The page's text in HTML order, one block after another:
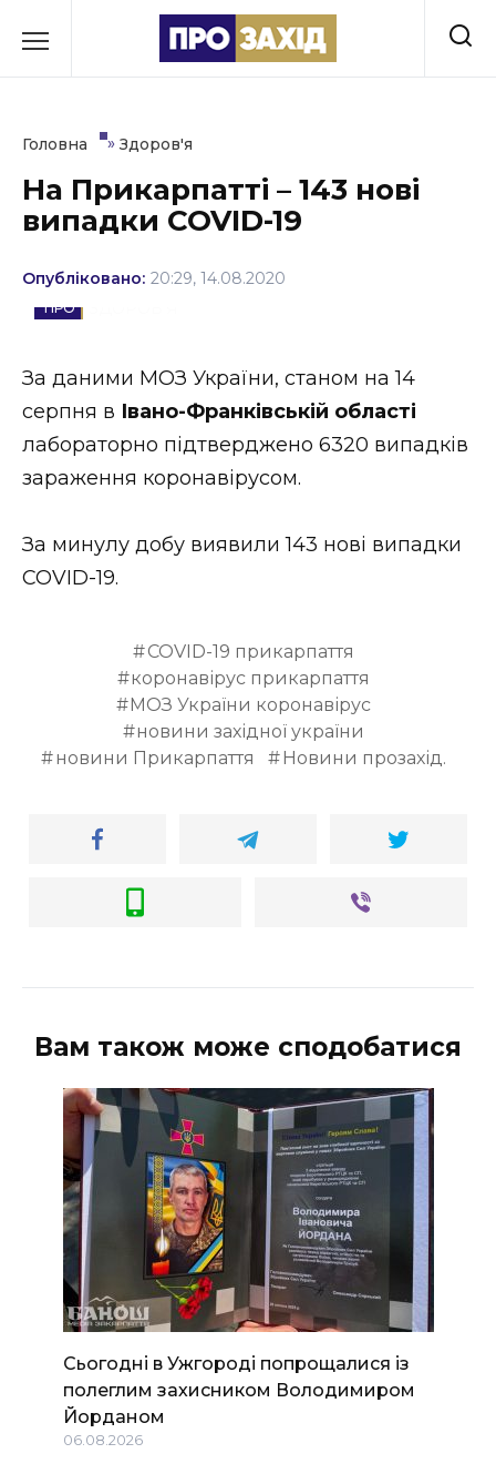
до
Культура
Освіта
Події
Політика
Соціум
Спорт
Втрачений Ужгород
ЗАКАРПАТСЬКІ НОВИНИ
НОВИНИ ЗАХІДНОЇ УКРАЇНИ
Головна » Здоров'я
На Прикарпатті – 143 нові
випадки COVID-19
Опубліковано: 20:29, 14.08.2020
За даними МОЗ України, станом на 14
серпня в Івано-Франківській області
лабораторно підтверджено 6320 випадків
зараження коронавірусом.
За минулу добу виявили 143 нові випадки
COVID-19.
COVID-19 прикарпаття
коронавірус прикарпаття
МОЗ України коронавірус
новини західної україни
новини Прикарпаття
Новини прозахід.
Вам також може сподобатися
Сьогодні в Ужгороді попрощалися із
полеглим захисником Володимиром
Йорданом
06.08.2026